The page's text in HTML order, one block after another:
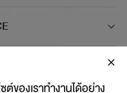
ต์ของเราทำงานได้อย่าง